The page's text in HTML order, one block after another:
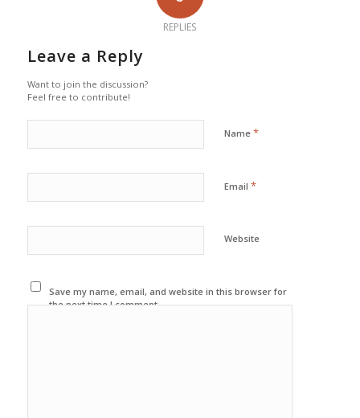
REPLIES
Leave a Reply
Want to join the discussion?
Feel free to contribute!
Name *
Email *
Website
Save my name, email, and website in this browser for
the next time I comment.